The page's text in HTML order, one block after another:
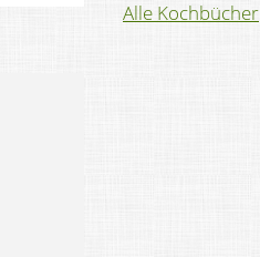
Alle Kochbücher